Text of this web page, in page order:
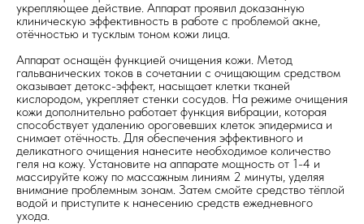
укрепляющее действие. Аппарат проявил доказанную
клиническую эффективность в работе с проблемой акне,
отёчностью и тусклым тоном кожи лица.
Аппарат оснащён функцией очищения кожи. Метод
гальванических токов в сочетании с очищающим средством
оказывает детокс-эффект, насыщает клетки тканей
кислородом, укрепляет стенки сосудов. На режиме очищения
кожи дополнительно работает функция вибрации, которая
способствует удалению ороговевших клеток эпидермиса и
снимает отёчность. Для обеспечения эффективного и
деликатного очищения нанесите необходимое количество
геля на кожу. Установите на аппарате мощность от 1-4 и
массируйте кожу по массажным линиям 2 минуты, уделяя
внимание проблемным зонам. Затем смойте средство тёплой
водой и приступите к нанесению средств ежедневного
ухода.